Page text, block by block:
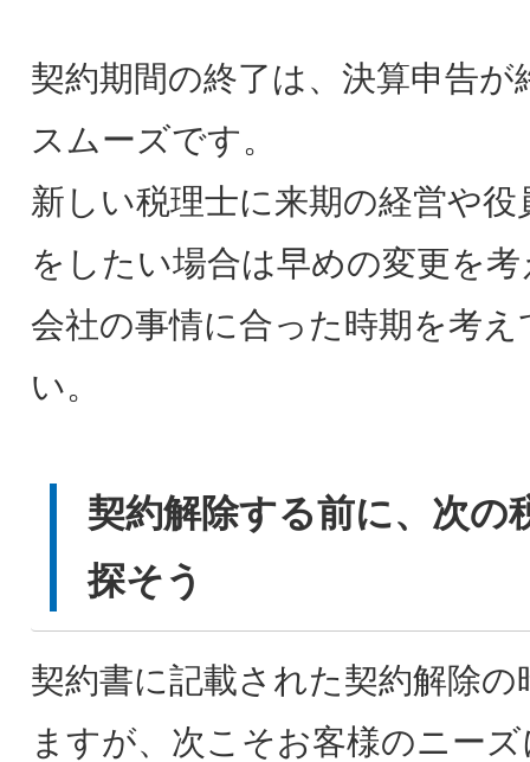
契約期間の終了は、決算申告が
スムーズです。
新しい税理士に来期の経営や役
をしたい場合は早めの変更を
会社の事情に合った時期を考え
い。
契約解除する前に、次の
探そう
契約書に記載された契約解除
ますが、次こそお客様のニー